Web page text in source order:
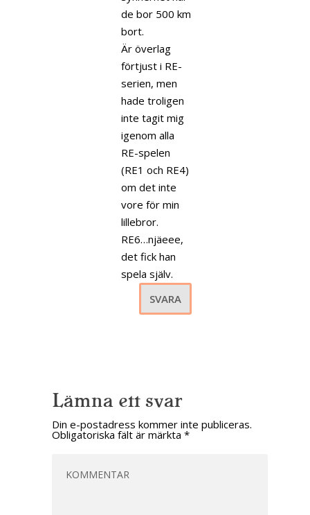
de bor 500 km
bort.
Är överlag
förtjust i RE-
serien, men
hade troligen
inte tagit mig
igenom alla
RE-spelen
(RE1 och RE4)
om det inte
vore för min
lillebror.
RE6…njäeee,
det fick han
spela själv.
SVARA
Lämna ett svar
Din e-postadress kommer inte publiceras.
Obligatoriska fält är märkta *